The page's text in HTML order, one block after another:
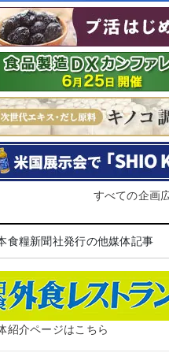
すべての企画
食糧新聞社発行の他媒体記事
紹介ページはこちら